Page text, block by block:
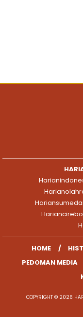
HOME
PEDOMAN MEDIA
COPYRIGHT © 2026